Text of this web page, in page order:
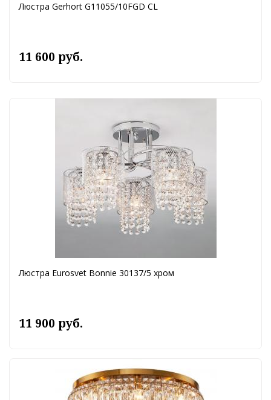
Люстра Gerhort G11055/10FGD CL
11 600 руб.
Люстра Eurosvet Bonnie 30137/5 хром
11 900 руб.